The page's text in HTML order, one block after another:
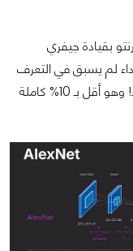
بقيادة جيفري
لم يسبق في التعرف
على الصور، حيث كانت نسبة الخطأ 15% فقط! وهو أقل بـ 10% كاملة